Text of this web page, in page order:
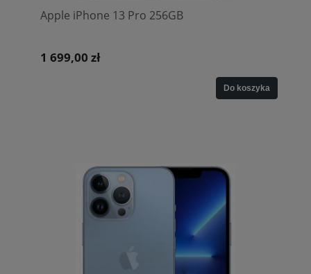
Apple iPhone 13 Pro 256GB
1 699,00 zł
Do koszyka